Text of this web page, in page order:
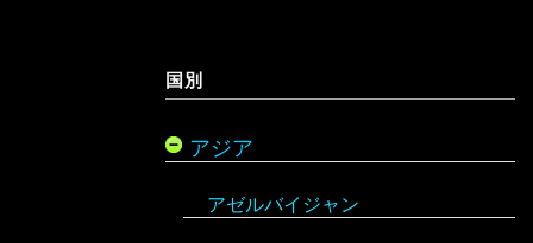
国別
アジア
アゼルバイジャン
キプロス
クロアチア
コソボ